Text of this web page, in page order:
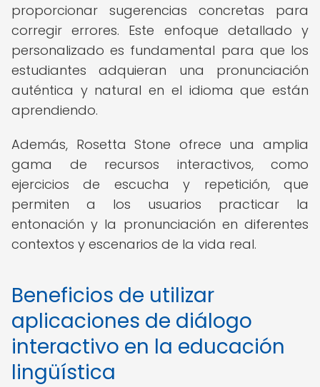
proporcionar sugerencias concretas para
corregir errores. Este enfoque detallado y
personalizado es fundamental para que los
estudiantes adquieran una pronunciación
auténtica y natural en el idioma que están
aprendiendo.
Además, Rosetta Stone ofrece una amplia
gama de recursos interactivos, como
ejercicios de escucha y repetición, que
permiten a los usuarios practicar la
entonación y la pronunciación en diferentes
contextos y escenarios de la vida real.
Beneficios de utilizar
aplicaciones de diálogo
interactivo en la educación
lingüística